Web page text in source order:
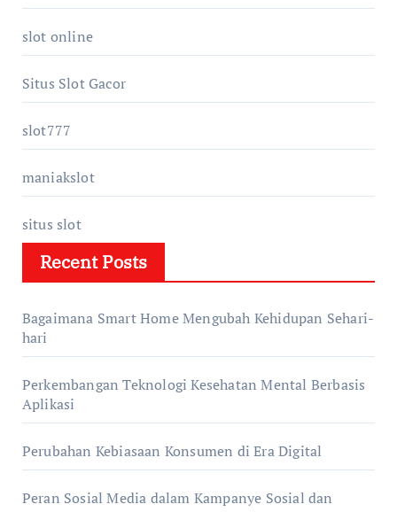
slot online
Situs Slot Gacor
slot777
maniakslot
situs slot
Recent Posts
Bagaimana Smart Home Mengubah Kehidupan Sehari-
hari
Perkembangan Teknologi Kesehatan Mental Berbasis
Aplikasi
Perubahan Kebiasaan Konsumen di Era Digital
Peran Sosial Media dalam Kampanye Sosial dan